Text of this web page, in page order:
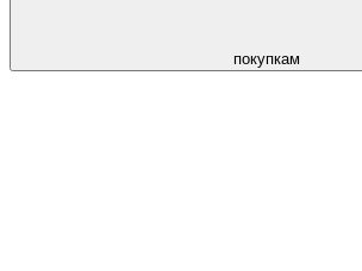
покупкам